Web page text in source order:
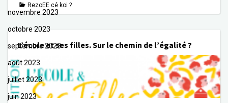
novembre 2023
octobre 2023
septembre 2023
août 2023
juillet 2023
juin 2023
RezoEE cé koi ?
L’école et ses filles. Sur le chemin de l’égalité ?